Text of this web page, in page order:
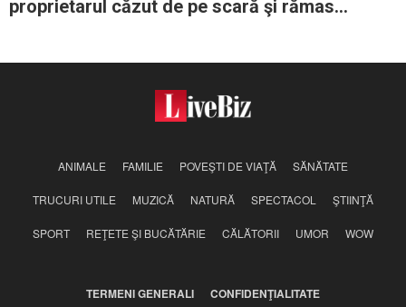
proprietarul căzut de pe scară şi rămas
ANIMALE FAMILIE POVEŞTI DE VIAŢĂ SĂNĂTATE
TRUCURI UTILE MUZICĂ NATURĂ SPECTACOL ŞTIINŢĂ
SPORT REŢETE ŞI BUCĂTĂRIE CĂLĂTORII UMOR WOW
TERMENI GENERALI CONFIDENŢIALITATE